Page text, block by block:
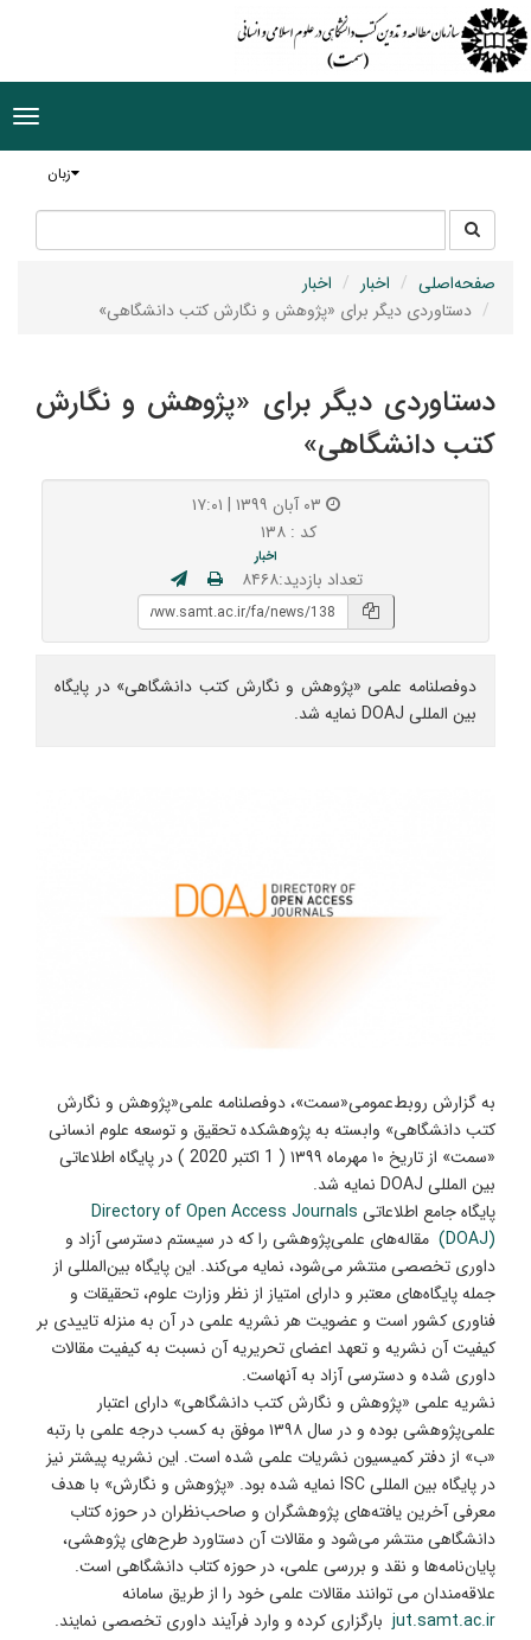
زبان
جستجو
در
سایت
صفحه‌اصلی اخبار
اخبار
دستاوردی دیگر برای «پژوهش و نگارش کتب دانشگاهی»
دستاوردی دیگر برای «پژوهش و نگارش
کتب دانشگاهی»
کد : ۱۳۸
اخبار
تعداد بازدید:۸۴۶۸
دوفصلنامه علمی «پژوهش و نگارش کتب دانشگاهی» در پایگاه
بین المللی DOAJ نمایه شد.
به گزارش روبط‌عمومی«سمت»، دوفصلنامه علمی«پژوهش و نگارش
کتب دانشگاهی» وابسته به پژوهشکده تحقیق و توسعه علوم انسانی
«سمت» از تاریخ ۱۰ مهرماه ۱۳۹۹ ( 1 اکتبر 2020 ) در پایگاه اطلاعاتی
بین المللی DOAJ نمایه شد.
پایگاه جامع اطلاعاتی Directory of Open Access Journals
(DOAJ) مقاله‌های علمی‌پژوهشی را که در سیستم دسترسی آزاد و
داوری تخصصی منتشر می‌شود، نمایه می‌کند. این پایگاه بین‌المللی از
جمله پایگاه‌های معتبر و دارای امتیاز از نظر وزارت علوم، تحقیقات و
فناوری کشور است و عضویت هر نشریه علمی در آن به منزله تاییدی بر
کیفیت آن نشریه و تعهد اعضای تحریریه آن نسبت به کیفیت مقالات
داوری شده و دسترسی آزاد به آنهاست.
نشریه علمی «پژوهش و نگارش کتب دانشگاهی» دارای اعتبار
علمی‌پژوهشی بوده و در سال ۱۳۹۸ موفق به کسب درجه علمی با رتبه
«ب» از دفتر کمیسیون نشریات علمی شده است. این نشریه پیشتر نیز
در پایگاه بین المللی ISC نمایه شده بود. «پژوهش و نگارش» با هدف
معرفی آخرین یافته‌‏های پژوهشگران و صاحب‌نظران در حوزه‏ کتاب
دانشگاهی منتشر می‌شود و مقالات آن دستاورد طرح‌های پژوهشی،
پایان‌نامه‌‌ها و نقد و بررسی علمی، در حوزه کتاب دانشگاهی است.
علاقه‌مندان می توانند مقالات علمی خود را از طریق سامانه
jut.samt.ac.ir بارگزاری کرده و وارد فرآیند داوری تخصصی نمایند.